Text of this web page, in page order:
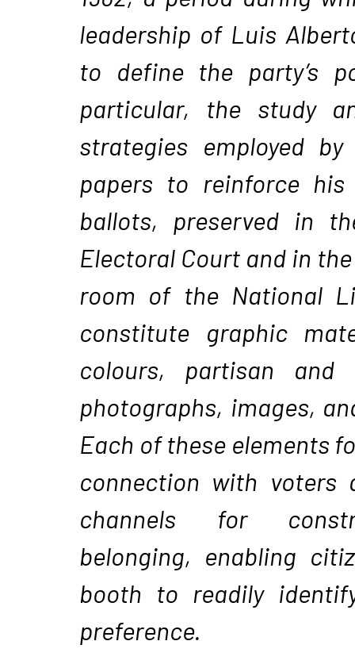
leadership of Luis
to define the party’s
particular, the study
strategies employed
papers to reinforce his
ballots, preserved in
Electoral Court and in
room of the National
constitute graphic
colours, partisan and
photographs, images,
Each of these elements
connection with voters
channels for
belonging, enabling
booth to readily
preference.